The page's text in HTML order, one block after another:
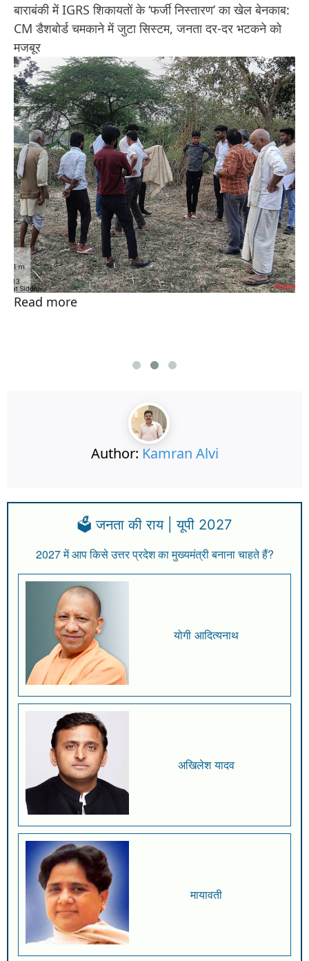
बाराबंकी में IGRS शिकायतों के ‘फर्जी निस्तारण’ का खेल बेनकाब:
CM डैशबोर्ड चमकाने में जुटा सिस्टम, जनता दर-दर भटकने को
मजबूर
Read more
Author: Kamran Alvi
🗳️ जनता की राय | यूपी 2027
2027 में आप किसे उत्तर प्रदेश का मुख्यमंत्री बनाना चाहते हैं?
योगी आदित्यनाथ
अखिलेश यादव
मायावती